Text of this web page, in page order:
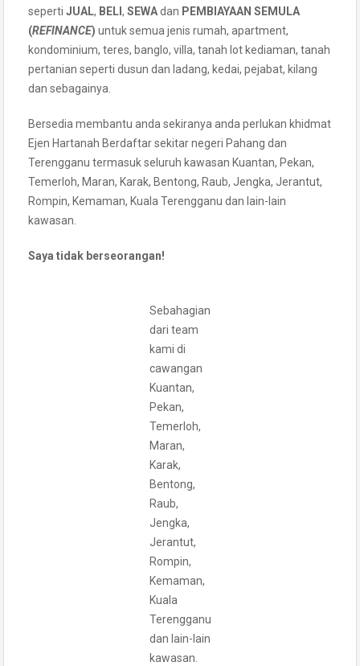
seperti JUAL, BELI , SEWAdan PEMBIAYAAN SEMULA
(REFINANCE) untuk semua jenis rumah, apartment,
kondominium, teres, banglo, villa, tanah lot kediaman, tanah
pertanian seperti dusun dan ladang, kedai, pejabat, kilang
dan sebagainya.
Bersedia membantu anda sekiranya anda perlukan khidmat
Ejen Hartanah Berdaftar sekitar negeri Pahang dan
Terengganu termasuk seluruh kawasan Kuantan, Pekan,
Temerloh, Maran, Karak, Bentong, Raub, Jengka, Jerantut,
Rompin, Kemaman, Kuala Terengganu dan lain-lain
kawasan.
Saya tidak berseorangan!
Sebahagian
dari team
kami di
cawangan
Kuantan,
Pekan,
Temerloh,
Maran,
Karak,
Bentong,
Raub,
Jengka,
Jerantut,
Rompin,
Kemaman,
Kuala
Terengganu
dan lain-lain
kawasan.